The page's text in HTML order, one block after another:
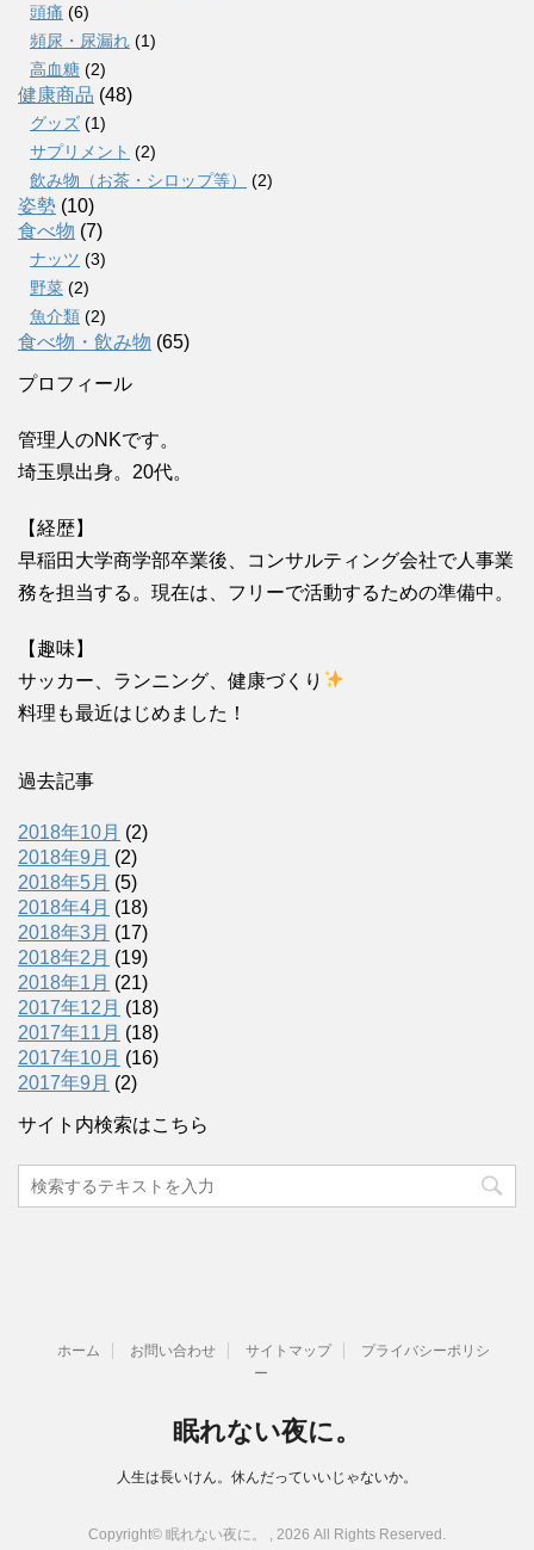
頭痛 (6)
頻尿・尿漏れ (1)
高血糖 (2)
健康商品 (48)
グッズ (1)
サプリメント (2)
飲み物（お茶・シロップ等）
(2)
姿勢 (10)
食べ物 (7)
ナッツ (3)
野菜 (2)
魚介類 (2)
食べ物・飲み物 (65)
プロフィール
管理人のNKです。
埼玉県出身。20代。
【経歴】
早稲田大学商学部卒業後、コンサルティング会社で人事業
務を担当する。現在は、フリーで活動するための準備中。
【趣味】
サッカー、ランニング、健康づくり
料理も最近はじめました！
過去記事
2018年10月 (2)
2018年9月 (2)
2018年5月 (5)
2018年4月 (18)
2018年3月 (17)
2018年2月 (19)
2018年1月 (21)
2017年12月 (18)
2017年11月 (18)
2017年10月 (16)
2017年9月 (2)
サイト内検索はこちら
ホーム お問い合わせ サイトマップ
プライバシーポリシ
ー
眠れない夜に。
人生は長いけん。休んだっていいじゃないか。
Copyright© 眠れない夜に。 , 2026 All Rights Reserved.